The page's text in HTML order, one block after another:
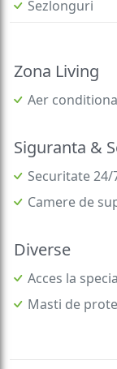
Sezlonguri
Zona Living
Aer
Siguranta &
Securitate 24/
Camere de
Diverse
Acces la
Masti de